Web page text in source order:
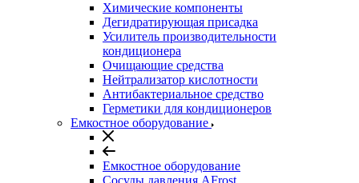
Химические компоненты
Дегидратирующая присадка
Усилитель производительности
кондиционера
Очищающие средства
Нейтрализатор кислотности
Антибактериальное средство
Герметики для кондиционеров
Емкостное оборудование
Емкостное оборудование
Сосуды давления AFrost